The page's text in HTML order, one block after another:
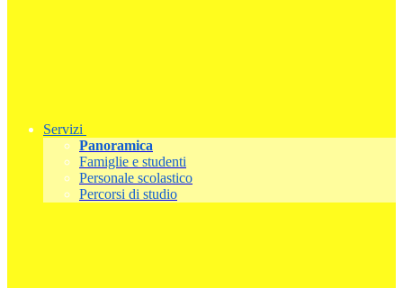
Servizi
Panoramica
Famiglie e studenti
Personale scolastico
Percorsi di studio